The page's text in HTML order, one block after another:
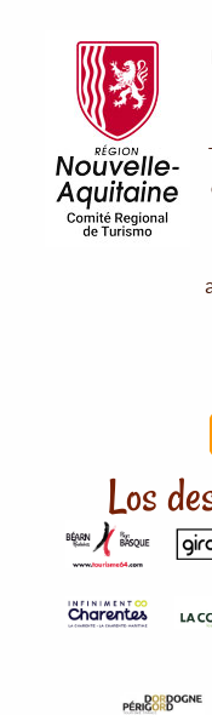
Los